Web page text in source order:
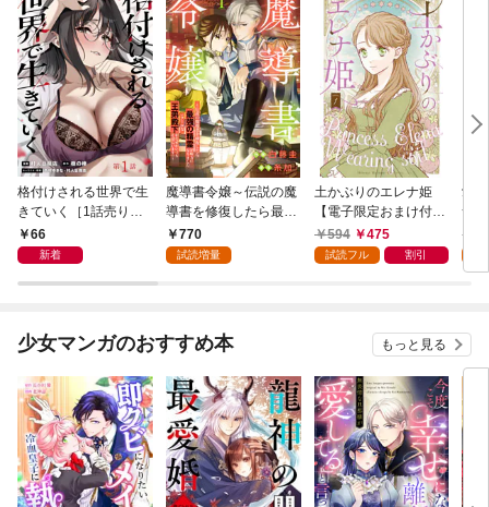
格付けされる世界で生
きていく［1話売り］
第1話
66
新着
魔導書令嬢～伝説の魔
導書を修復したら最強
の精霊が味方になりま
した（クールな王弟殿
770
試読増量
土かぶりのエレナ姫
【電子限定おまけ付
き】 1巻
594 475
試読フル 割引
愛
つ
少女マンガのおすすめ本 もっと見る